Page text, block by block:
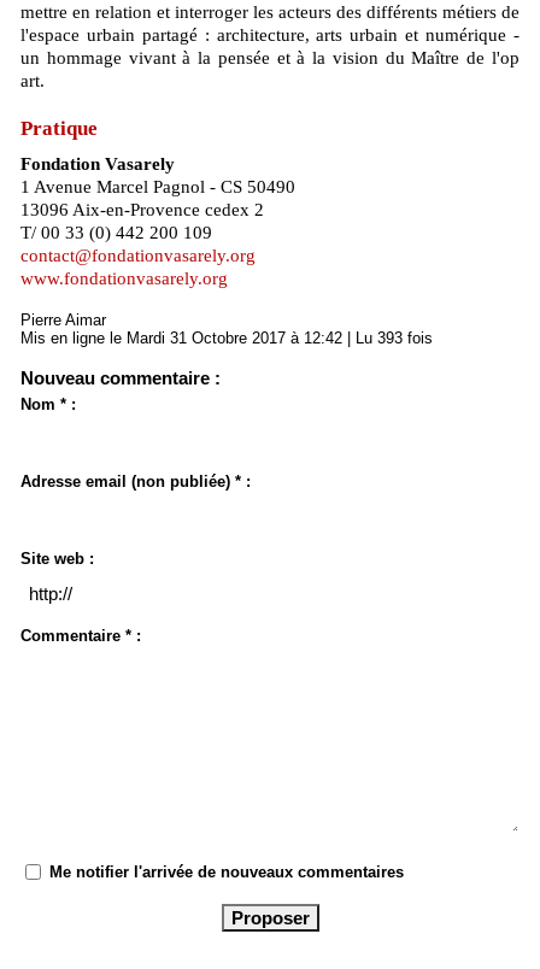
mettre en relation et interroger les acteurs des différents métiers de
l'espace urbain partagé : architecture, arts urbain et numérique -
un hommage vivant à la pensée et à la vision du Maître de l'op
art.
Pratique
Fondation Vasarely
1 Avenue Marcel Pagnol - CS 50490
13096 Aix-en-Provence cedex 2
T/ 00 33 (0) 442 200 109
contact@fondationvasarely.org
www.fondationvasarely.org
Pierre Aimar
Mis en ligne le Mardi 31 Octobre 2017 à 12:42 | Lu 393 fois
Nouveau commentaire :
Nom * :
Adresse email (non publiée) * :
Site web :
Commentaire * :
Me notifier l'arrivée de nouveaux commentaires